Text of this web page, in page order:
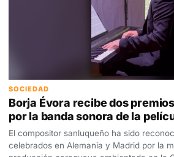
SOCIEDAD
Borja Évora recibe dos
por la banda sonora de la
El compositor sanluqueño ha sido
celebrados en Alemania y Madrid por la